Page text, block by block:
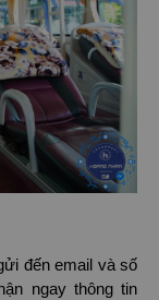
đến email và số
ngay thông tin